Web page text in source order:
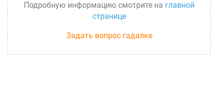
Подробную информацию смотрите на главной
странице
Задать вопрос гадалке